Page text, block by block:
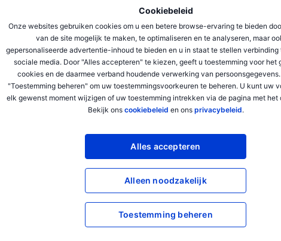
Cookiebeleid
Onze websites gebruiken cookies om u een betere browse-ervaring te bieden
van de site mogelijk te maken, te optimaliseren en te analyseren, maar
gepersonaliseerde advertentie-inhoud te bieden en u in staat te stellen verbinding
sociale media. Door "Alles accepteren" te kiezen, geeft u toestemming voor het
cookies en de daarmee verband houdende verwerking van
"Toestemming beheren" om uw toestemmingsvoorkeuren te beheren. U kunt uw
elk gewenst moment wijzigen of uw toestemming intrekken via de pagina met het
Bekijk ons cookiebeleid en ons privacybeleid.
Alles accepteren
Alleen noodzakelijk
Toestemming beheren
XXXXXXX
XXXXXXX
XXXXXXX
XXXXXXX
XXXXXXX
XXXXXXX
XXXXXXX
om